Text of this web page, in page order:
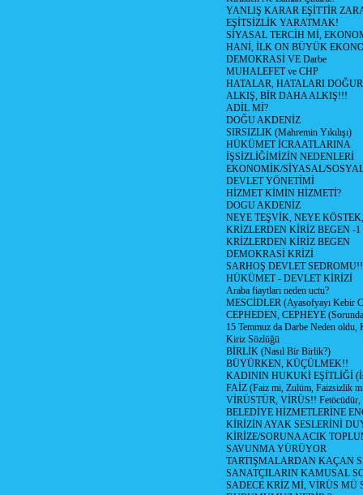
YANLIŞ KARAR EŞİTTİR
EŞİTSİZLİK YARATMAK!
SİYASAL TERCİH Mİ,
HANİ, İLK ON BÜYÜK
DEMOKRASİ VE Darbe
MUHALEFET ve CHP
HATALAR, HATALARI
ALKIŞ, BİR DAHA ALKIŞ!!!
ADİL Mİ?
DOĞU AKDENİZ
SIRSIZLIK (Mahremin Yıkılışı)
HÜKÜMET İCRAATLARINA
İŞSİZLİĞİMİZİN NEDENLERİ
EKONOMİK/SİYASAL/
DEVLET YÖNETİMİ
HİZMET KİMİN HİZMETİ?
DOGU AKDENİZ
NEYE TEŞVİK, NEYE
KRİZLERDEN KİRİZ BEGEN -1
KRİZLERDEN KİRİZ BEGEN
DEMOKRASİ KRİZİ
SARHOŞ DEVLET SEDROMU!!
HÜKÜMET - DEVLET KİRİZİ
Araba fiaytları neden uctu?
MESCİDLER (Ayasofyayı Kebir
CEPHEDEN, CEPHEYE
15 Temmuz da Darbe Neden oldu,
Kiriz Sözlüğü
BİRLİK (Nasıl Bir Birlik?)
BÜYÜRKEN, KÜÇÜLMEK!!
KADININ HUKUKİ EŞİTLİĞİ
FAİZ (Faiz mi, Zulüm, Faizsizlik
VİRÜSTÜR, VİRÜS!! Fetöcüdür,
BELEDİYE HİZMETLERİNE
KİRİZİN AYAK SESLERİNİ
KİRİZE/SORUNA ACIK
SAVUNMA YÜRÜYOR
TARTIŞMALARDAN KAÇAN
SANATÇILARIN KAMUSAL
SADECE KRİZ Mİ, VİRÜS MÜ